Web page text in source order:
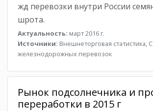
жд перевозки внутри России
шрота.
Актуальность: март 2016 г.
Источники: Внешнеторговая статистика,
железнодорожных перевозок
Рынок подсолнечника и
переработки в 2015 г